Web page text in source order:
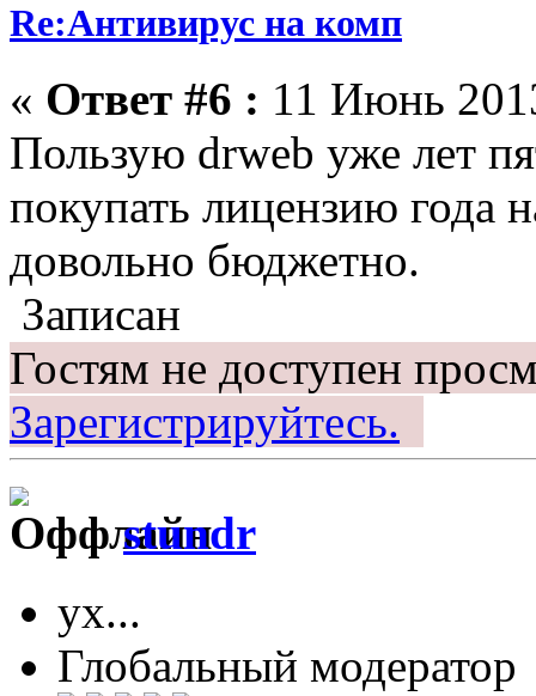
Re:Антивирус на комп
« Ответ #6 : 11 Июнь
Пользую drweb уже лет
покупать лицензию года
довольно бюджетно.
Записан
Гостям не доступен
Зарегистрируйтесь.
stundr
ух...
Глобальный модератор